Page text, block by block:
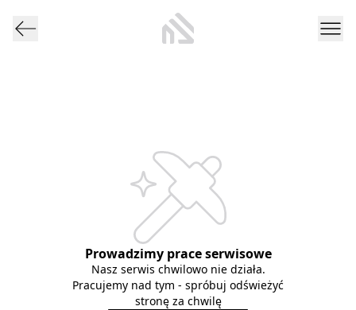
Prowadzimy prace serwisowe
Nasz serwis chwilowo nie działa.
Pracujemy nad tym - spróbuj odświeżyć
stronę za chwilę